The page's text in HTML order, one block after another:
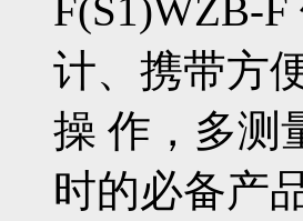
F(S1)WZB-
计、携带方
操 作，多测
时的必备产